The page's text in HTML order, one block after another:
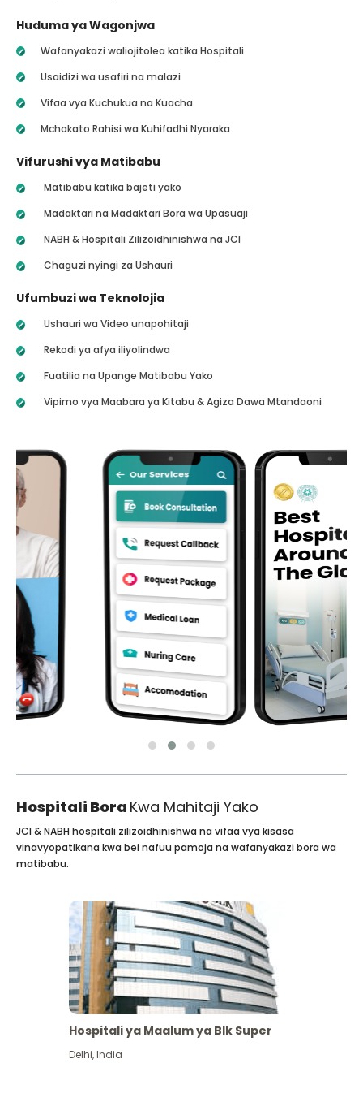
Huduma ya Wagonjwa
Wafanyakazi waliojitolea katika Hospitali
Usaidizi wa usafiri na malazi
Vifaa vya Kuchukua na Kuacha
Mchakato Rahisi wa Kuhifadhi Nyaraka
Vifurushi vya Matibabu
Matibabu katika bajeti yako
Madaktari na Madaktari Bora wa Upasuaji
NABH & Hospitali Zilizoidhinishwa na JCI
Chaguzi nyingi za Ushauri
Ufumbuzi wa Teknolojia
Ushauri wa Video unapohitaji
Rekodi ya afya iliyolindwa
Fuatilia na Upange Matibabu Yako
Vipimo vya Maabara ya Kitabu & Agiza Dawa Mtandaoni
Hospitali Bora Kwa Mahitaji Yako
JCI & NABH hospitali zilizoidhinishwa na vifaa vya kisasa
vinavyopatikana kwa bei nafuu pamoja na wafanyakazi bora wa
matibabu.
Hospitali ya Maalum ya Blk Super
Delhi,India